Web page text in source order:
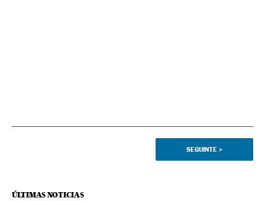
SEGUINTE >
ÚLTIMAS NOTICIAS